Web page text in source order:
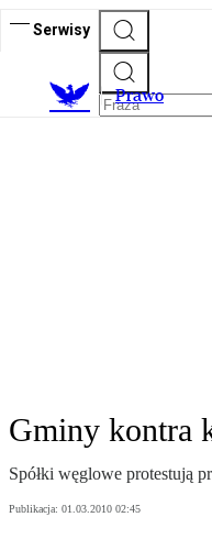
Serwisy
Prawo
Gminy kontra
Spółki węglowe protestują
Publikacja: 01.03.2010 02:45